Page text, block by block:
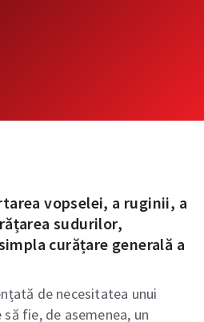
vopselei, a ruginii, a
sudurilor,
curățare generală a
de necesitatea unui
fie, de asemenea, un